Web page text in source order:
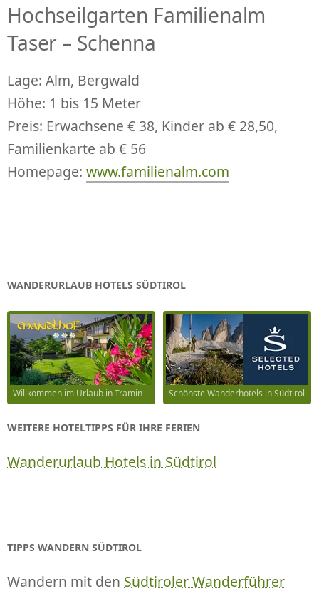
Hochseilgarten Familienalm
Taser – Schenna
Lage: Alm, Bergwald
Höhe: 1 bis 15 Meter
Preis: Erwachsene € 38, Kinder ab € 28,50,
Familienkarte ab € 56
Homepage: www.familienalm.com
WANDERURLAUB HOTELS SÜDTIROL
Willkommen im Urlaub in Tramin Schönste Wanderhotels in Südtirol
WEITERE HOTELTIPPS FÜR IHRE FERIEN
Wanderurlaub Hotels in Südtirol
TIPPS WANDERN SÜDTIROL
Wandern mit den Südtiroler Wanderführer